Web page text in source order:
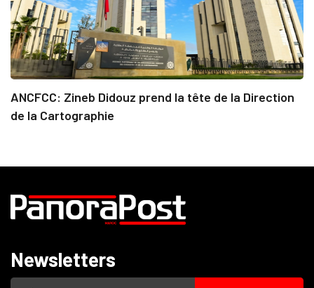
ANCFCC: Zineb Didouz prend la tête de la Direction
de la Cartographie
Newsletters